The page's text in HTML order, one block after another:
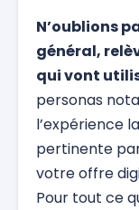
N’oublions
général,
qui vont
personas
l’expérience
pertinente
votre offre
Pour tout ce